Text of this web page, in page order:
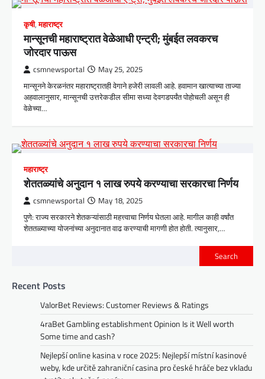
कृषी,महाराष्ट्र
मान्सूनची महाराष्ट्रात वेळेआधी एन्ट्री; मुंबईत लवकरच
जोरदार पाऊस
csmnewsportal May 25, 2025
मान्सूनने केरळनंतर महाराष्ट्रातही वेगाने हजेरी लावली आहे. हवामान खात्याच्या ताज्या
अहवालानुसार, मान्सूनची उत्तरेकडील सीमा सध्या देवगडपर्यंत पोहोचली असून ही
वेळेच्या…
महाराष्ट्र
शेततळ्यांचे अनुदान १ लाख रुपये करण्याचा सरकारचा निर्णय
csmnewsportal May 18, 2025
पुणे: राज्य सरकारने शेतकऱ्यांसाठी महत्त्वाचा निर्णय घेतला आहे. मागील काही वर्षांत
शेततळ्याच्या योजनांच्या अनुदानात वाढ करण्याची मागणी होत होती. त्यानुसार,…
Search
Recent Posts
ValorBet Reviews: Customer Reviews & Ratings
4raBet Gambling establishment Opinion Is it Well worth
Some time and cash?
Nejlepší online kasina v roce 2025: Nejlepší místní kasinové
weby, kde určitě zahraniční casina pro české hráče bez vkladu